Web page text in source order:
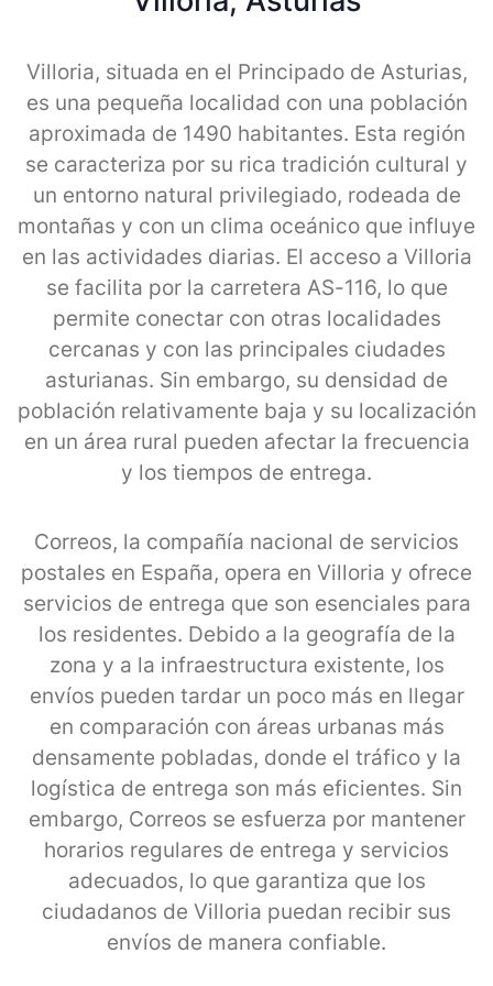
Villoria, situada en el Principado de Asturias,
es una pequeña localidad con una población
aproximada de 1490 habitantes. Esta región
se caracteriza por su rica tradición cultural y
un entorno natural privilegiado, rodeada de
montañas y con un clima oceánico que influye
en las actividades diarias. El acceso a Villoria
se facilita por la carretera AS-116, lo que
permite conectar con otras localidades
cercanas y con las principales ciudades
asturianas. Sin embargo, su densidad de
población relativamente baja y su localización
en un área rural pueden afectar la frecuencia
y los tiempos de entrega.
Correos, la compañía nacional de servicios
postales en España, opera en Villoria y ofrece
servicios de entrega que son esenciales para
los residentes. Debido a la geografía de la
zona y a la infraestructura existente, los
envíos pueden tardar un poco más en llegar
en comparación con áreas urbanas más
densamente pobladas, donde el tráfico y la
logística de entrega son más eficientes. Sin
embargo, Correos se esfuerza por mantener
horarios regulares de entrega y servicios
adecuados, lo que garantiza que los
ciudadanos de Villoria puedan recibir sus
envíos de manera confiable.